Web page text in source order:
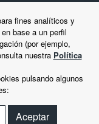
fines analíticos y
base a un perfil
(por ejemplo,
nuestra Política
pulsando algunos
Aceptar